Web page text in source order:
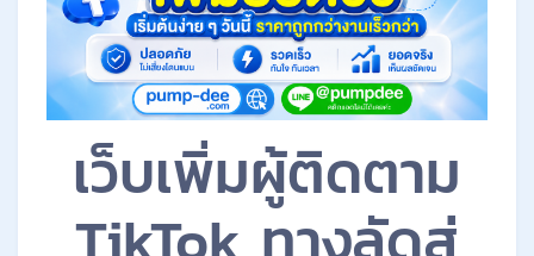
เว็บเพิ่มผู้ติดตาม